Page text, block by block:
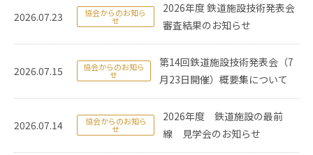
2026.07.23 協会からのお知ら
せ
2026年度 鉄道施設技術発表会
審査結果のお知らせ
2026.07.15 協会からのお知ら
せ
第14回鉄道施設技術発表会（7
月23日開催）概要集について
2026.07.14 協会からのお知ら
せ
2026年度 鉄道施設の最前
線 見学会のお知らせ